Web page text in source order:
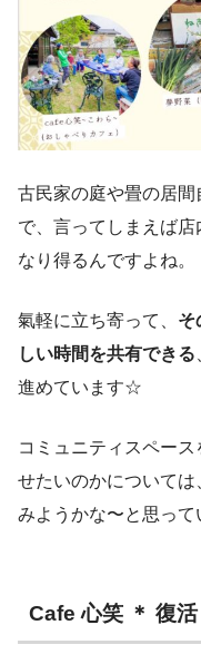
古民家の庭や畳の居
で、言ってしまえば
なり得るんですよね。
氣軽に立ち寄って、 そ
しい時間を共有できる
進めています☆
コミュニティスペー
せたいのかについて
みようかな〜と思って
Cafe 心笑 ＊ 復活